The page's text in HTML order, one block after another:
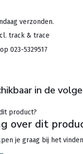
verzonden.
track & trace
023-5329517
in de
over dit
je graag bij het